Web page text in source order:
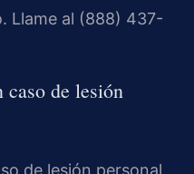
Llame al (888) 437-
caso de lesión
de lesión personal